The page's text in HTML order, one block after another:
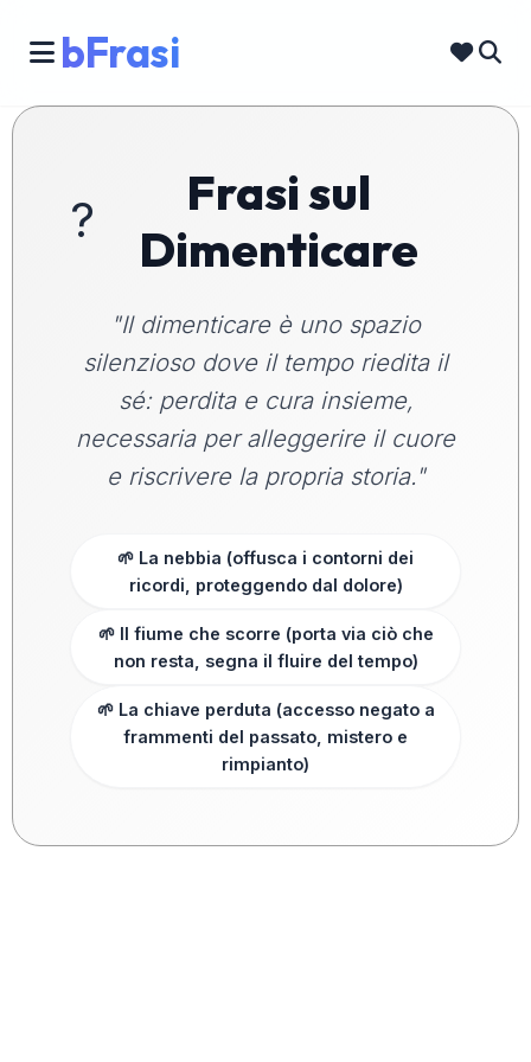
bFrasi
?️
Frasi sul
Dimenticare
"Il dimenticare è uno spazio
silenzioso dove il tempo riedita il
sé: perdita e cura insieme,
necessaria per alleggerire il cuore
e riscrivere la propria storia."
🌱 La nebbia (offusca i contorni dei
ricordi, proteggendo dal dolore)
🌱 Il fiume che scorre (porta via ciò che
non resta, segna il fluire del tempo)
🌱 La chiave perduta (accesso negato a
frammenti del passato, mistero e
rimpianto)